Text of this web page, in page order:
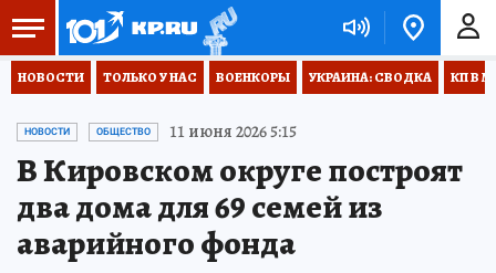
НОВОСТИ ТОЛЬКО У НАС ВОЕНКОРЫ УКРАИНА: СВОДКА КП В
НОВОСТИ ОБЩЕСТВО 11 июня 2026 5:15
В Кировском округе построят
два дома для 69 семей из
аварийного фонда